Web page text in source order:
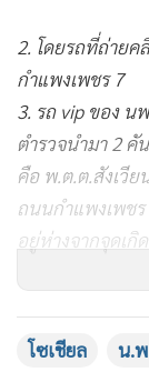
2. โดยรถที่ถ่าย
กำแพงเพชร 7
3. รถ vip ของ
ตำรวจนำมา 2
คือ พ.ต.ต.สังเวี
ถนนกำแพงเพชร
อยู่ห่างจากจุดเกิ
เป็นเส้นทางประ
จราจรหนาแน่น
โซเชียล น.